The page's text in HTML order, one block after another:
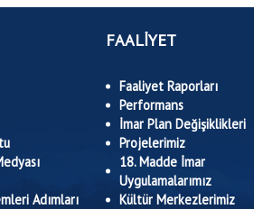
Adımları
FAALİYET
Faaliyet Raporları
Performans
İmar Plan Değişiklikleri
Projelerimiz
18. Madde İmar
Uygulamalarımız
Kültür Merkezlerimiz